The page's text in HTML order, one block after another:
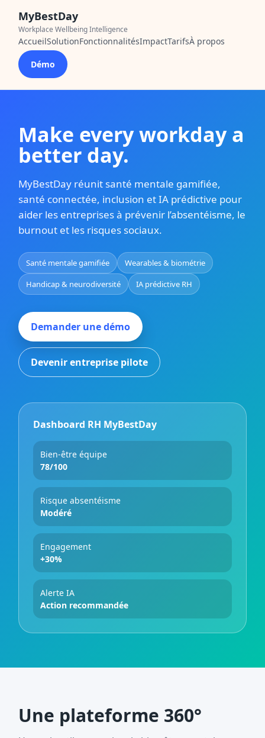
MyBestDay
Workplace Wellbeing Intelligence
AccueilSolutionFonctionnalitésImpactTarifsÀ propos
Démo
Make every workday a
better day.
MyBestDay réunit santé mentale gamifiée,
santé connectée, inclusion et IA prédictive pour
aider les entreprises à prévenir l’absentéisme, le
burnout et les risques sociaux.
Santé mentale gamifiée
Wearables & biométrie
Handicap & neurodiversité
IA prédictive RH
Demander une démo
Devenir entreprise pilote
Dashboard RH MyBestDay
Bien-être équipe
78/100
Risque absentéisme
Modéré
Engagement
+30%
Alerte IA
Action recommandée
Une plateforme 360°